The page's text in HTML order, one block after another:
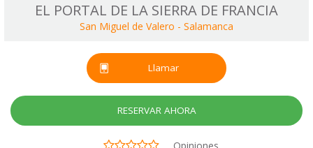
EL PORTAL DE LA SIERRA DE FRANCIA
San Miguel de Valero - Salamanca
Llamar
RESERVAR AHORA
Opiniones